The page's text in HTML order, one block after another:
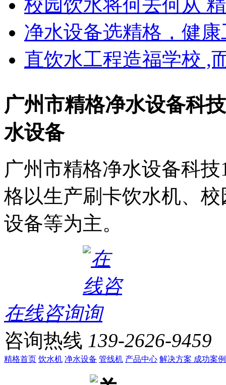
校园饮水将何去何从
净水设备选精格，健
直饮水工程造福学校 ,
广州市精格净水设备科
水设备
广州市精格净水设备科
格以生产刷卡饮水机、
设备等为主。
在线咨询
咨询热线 139-2626-9459
精格首页 饮水机 净水设备 管线机 产品中心 解决方案 成功案例